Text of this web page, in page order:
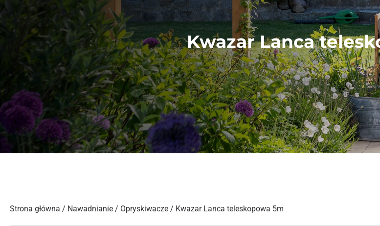
Kwazar Lanca
Strona główna / Nawadnianie / Opryskiwacze / Kwazar Lanca teleskopowa 5m